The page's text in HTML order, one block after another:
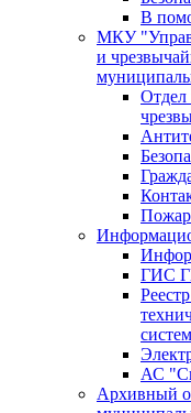
В
МКУ
и
Отдел
ГИС
систем
АС
Архивный